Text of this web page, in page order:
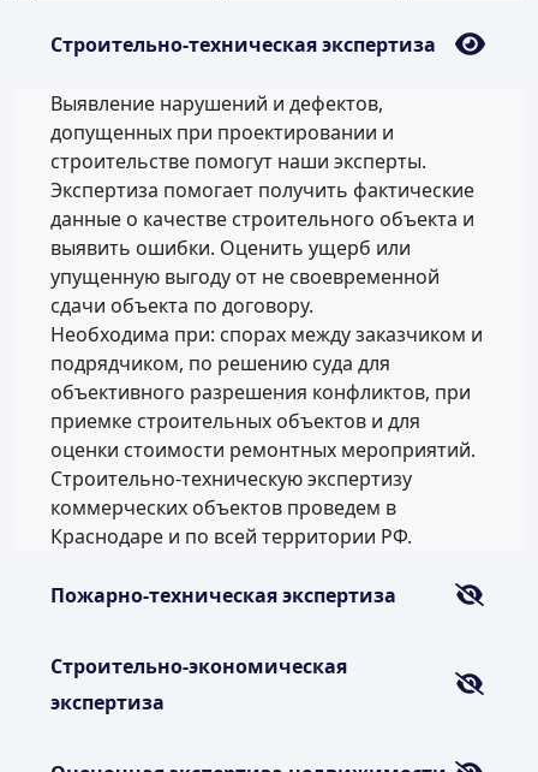
Строительно-техническая экспертиза
Выявление нарушений и дефектов,
допущенных при проектировании и
строительстве помогут наши эксперты.
Экспертиза помогает получить фактические
данные о качестве строительного объекта и
выявить ошибки. Оценить ущерб или
упущенную выгоду от не своевременной
сдачи объекта по договору.
Необходима при: спорах между заказчиком и
подрядчиком, по решению суда для
объективного разрешения конфликтов, при
приемке строительных объектов и для
оценки стоимости ремонтных мероприятий.
Строительно-техническую экспертизу
коммерческих объектов проведем в
Краснодаре и по всей территории РФ.
Пожарно-техническая экспертиза
Строительно-экономическая
экспертиза